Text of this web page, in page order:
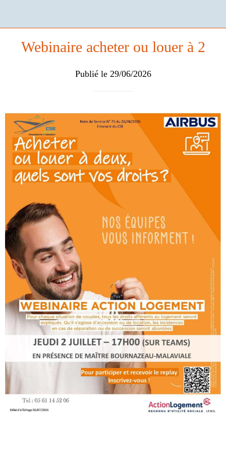
Webinaire acheter ou louer à 2
Publié le 29/06/2026